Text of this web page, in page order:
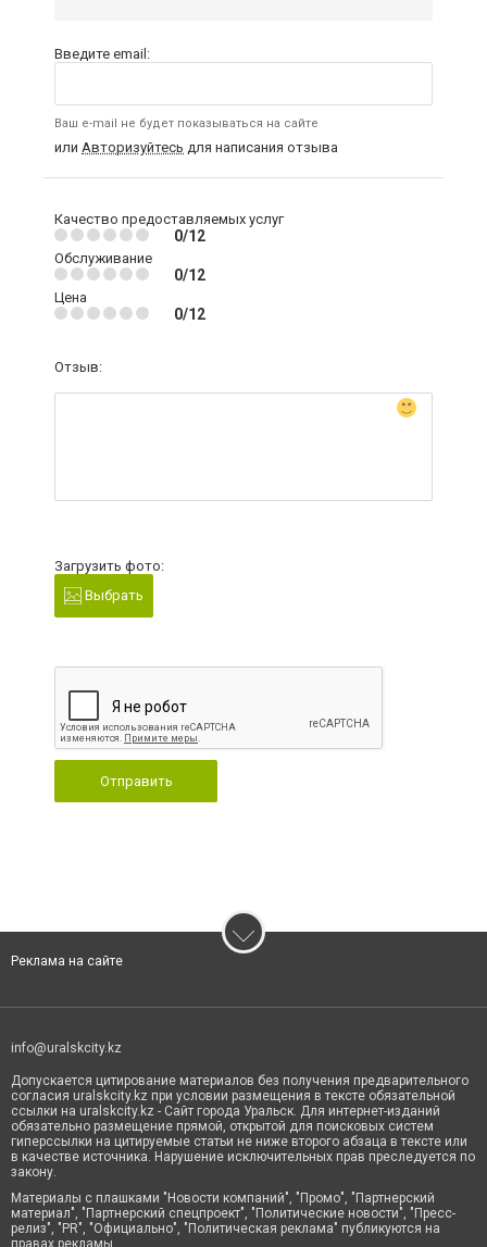
Введите email:
Ваш e-mail не будет показываться на сайте
или Авторизуйтесь для написания отзыва
Качество предоставляемых услуг
0/12
Обслуживание
0/12
Цена
0/12
Отзыв:
Загрузить фото:
Выбрать
Отправить
Реклама на сайте
info@uralskcity.kz
Допускается цитирование материалов без получения предварительного
согласия uralskcity.kz при условии размещения в тексте обязательной
ссылки на uralskcity.kz - Сайт города Уральск. Для интернет-изданий
обязательно размещение прямой, открытой для поисковых систем
гиперссылки на цитируемые статьи не ниже второго абзаца в тексте или
в качестве источника. Нарушение исключительных прав преследуется по
закону.
Материалы с плашками "Новости компаний", "Промо", "Партнерский
материал", "Партнерский спецпроект", "Политические новости", "Пресс-
релиз", "PR", "Официально", "Политическая реклама" публикуются на
правах рекламы.